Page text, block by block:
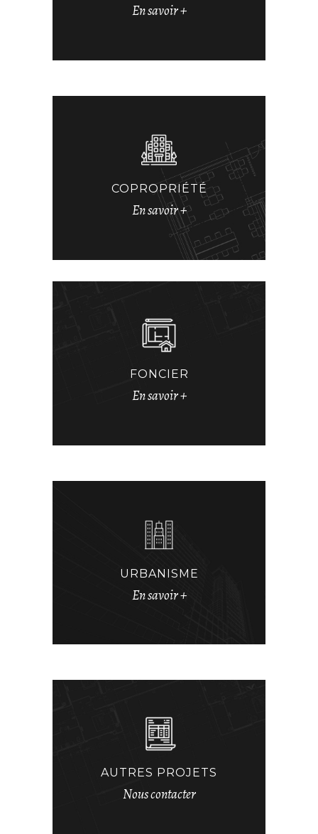
En savoir +
COPROPRIÉTÉ
En savoir +
FONCIER
En savoir +
URBANISME
En savoir +
AUTRES PROJETS
Nous contacter